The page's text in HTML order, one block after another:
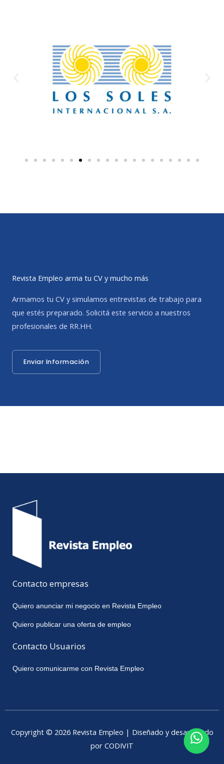
Revista Empleo arma tu CV y mucho más
Armamos tu CV y simulamos entrevistas de trabajo para
que estés preparado. Solicitá este servicio a nuestros
profesionales de RR.HH.
Enviar Información
Contacto empresas
Quiero anunciar mi negocio en Revista Empleo
Quiero publicar una oferta de empleo
Contacto Usuarios
Quiero comunicarme con Revista Empleo
Copyright © 2026 Revista Empleo | Diseñado y desarrollado
por CODIVIT